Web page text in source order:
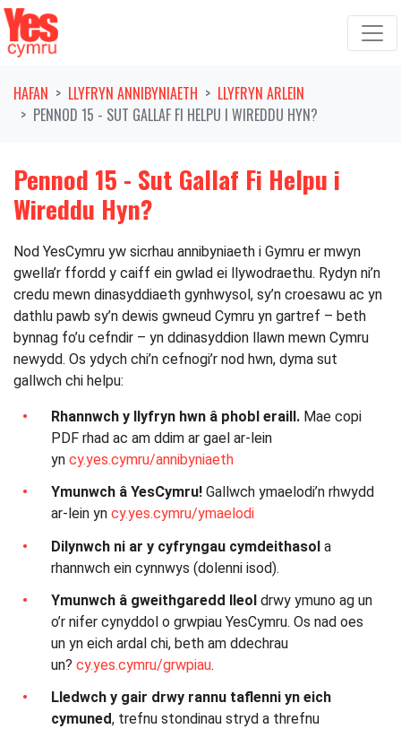
Symud ymlaen o'r llywio
HAFAN LLYFRYN ANNIBYNIAETH
LLYFRYN ARLEIN
PENNOD 15 - SUT GALLAF FI HELPU I WIREDDU HYN?
Pennod 15 - Sut Gallaf Fi Helpu i
Wireddu Hyn?
Nod YesCymru yw sicrhau annibyniaeth i Gymru er mwyn
gwella’r ffordd y caiff ein gwlad ei llywodraethu. Rydyn ni’n
credu mewn dinasyddiaeth gynhwysol, sy’n croesawu ac yn
dathlu pawb sy’n dewis gwneud Cymru yn gartref – beth
bynnag fo’u cefndir – yn ddinasyddion llawn mewn Cymru
newydd. Os ydych chi’n cefnogi’r nod hwn, dyma sut
gallwch chi helpu:
Rhannwch y llyfryn hwn â phobl eraill. Mae copi
PDF rhad ac am ddim ar gael ar-lein
yncy.yes.cymru/annibyniaeth
Ymunwch â YesCymru!Gallwch ymaelodi’n rhwydd
ar-lein yn cy.yes.cymru/ymaelodi
Dilynwch ni ar y cyfryngau cymdeithasola
rhannwch ein cynnwys (dolenni isod).
Ymunwch â gweithgaredd lleol drwy ymuno ag un
o’r nifer cynyddol o grwpiau YesCymru. Os nad oes
un yn eich ardal chi, beth am ddechrau
un? cy.yes.cymru/grwpiau.
Lledwch y gair drwy rannu taflenni yn eich
cymuned, trefnu stondinau stryd a threfnu